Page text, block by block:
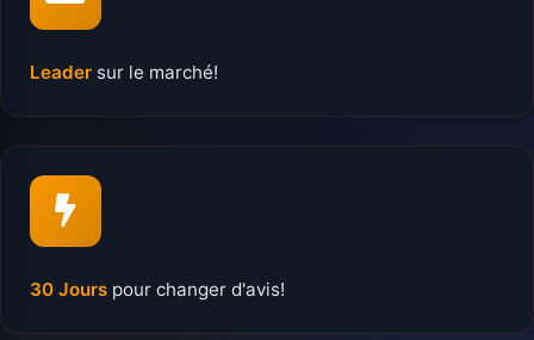
Leader sur le marché!
30 Jours pour changer d'avis!